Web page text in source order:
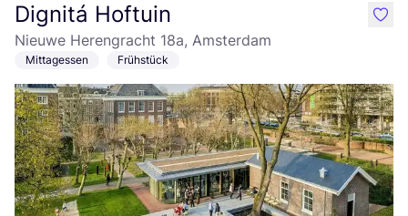
Dignitá Hoftuin
Nieuwe Herengracht 18a, Amsterdam
Mittagessen Frühstück
like